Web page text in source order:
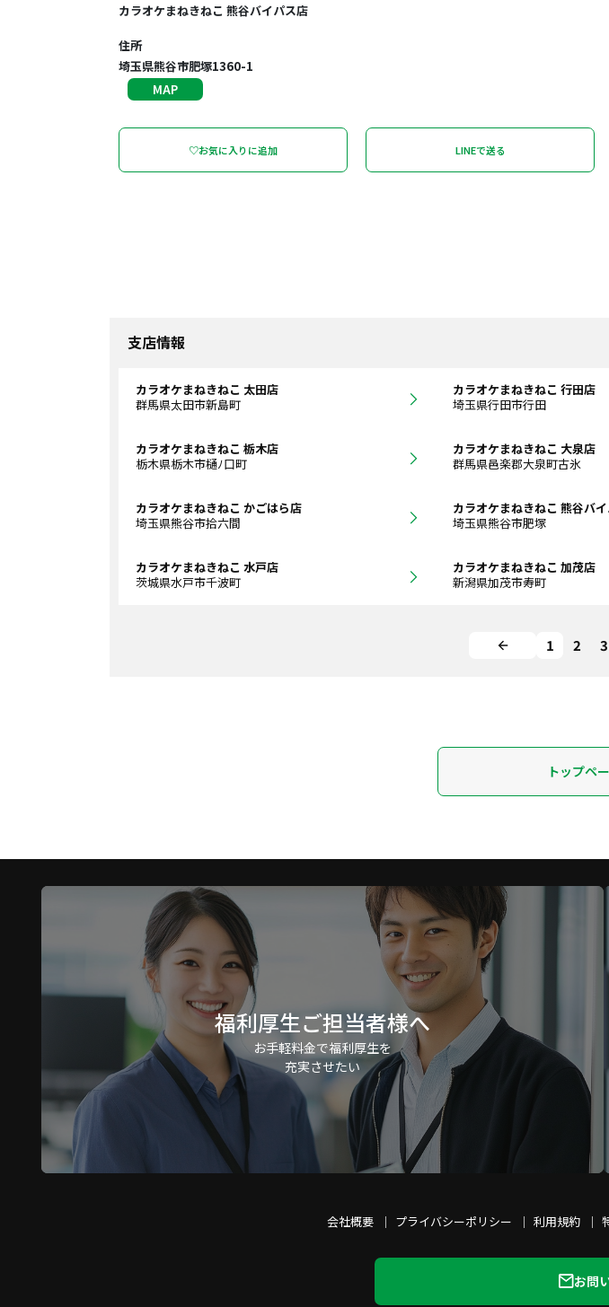
カラオケまねきねこ 熊谷バイパス店
住所
埼玉県熊谷市肥塚1360-1
MAP
♡お気に入りに追加 LINEで送る
支店情報
カラオケまねきねこ 太田店
群馬県太田市新島町
カラオケまねきねこ 行田店
埼玉県行田市行田
カラオケまねきねこ 栃木店
栃木県栃木市樋ﾉ口町
カラオケまねきねこ 大泉店
群馬県邑楽郡大泉町古氷
カラオケまねきねこ かごはら店
埼玉県熊谷市拾六間
カラオケまねきねこ 熊谷バ
埼玉県熊谷市肥塚
カラオケまねきねこ 水戸店
茨城県水戸市千波町
カラオケまねきねこ 加茂店
新潟県加茂市寿町
1 2 3
トップペ
福利厚生ご担当者様へ
お手軽料金で福利厚生を
充実させたい
会社概要 プライバシーポリシー 利用規約
お問